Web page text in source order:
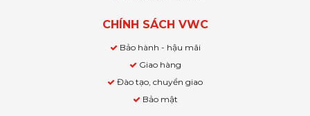
CHÍNH SÁCH VWC
Bảo hành - hậu mãi
Giao hàng
Đào tạo, chuyển giao
Bảo mật